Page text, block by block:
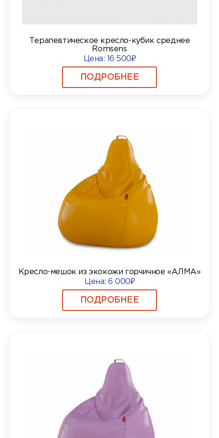
Терапевтическое кресло-кубик среднее
Romsens
Цена:
16 500₽
ПОДРОБНЕЕ
Кресло-мешок из экокожи горчичное «АЛМА»
Цена: 6 000₽
ПОДРОБНЕЕ